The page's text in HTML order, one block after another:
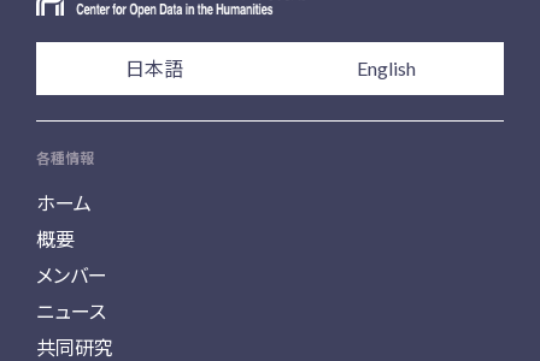
日本語 English
各種情報
ホーム
概要
メンバー
ニュース
共同研究